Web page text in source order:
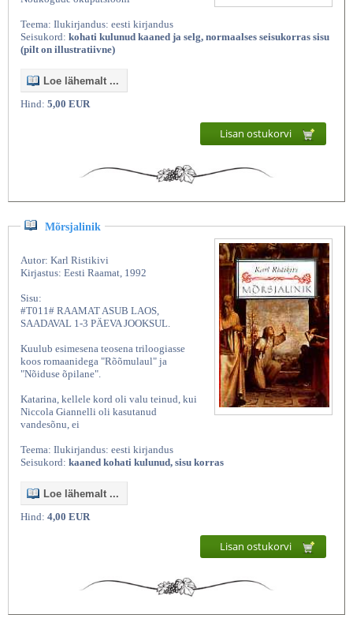
Teema: Ilukirjandus: eesti kirjandus
Seisukord: kohati kulunud kaaned ja selg, normaalses seisukorras sisu
(pilt on illustratiivne)
Loe lähemalt ...
Hind: 5,00 EUR
Lisan ostukorvi
Mõrsjalinik
Autor: Karl Ristikivi
Kirjastus: Eesti Raamat, 1992
Sisu:
#T011# RAAMAT ASUB LAOS,
SAADAVAL 1-3 PÄEVA JOOKSUL.
Kuulub esimesena teosena triloogiasse
koos romaanidega "Rõõmulaul" ja
"Nõiduse õpilane".
Katarina, kellele kord oli valu teinud, kui
Niccola Giannelli oli kasutanud
vandesõnu, ei
Teema: Ilukirjandus: eesti kirjandus
Seisukord: kaaned kohati kulunud, sisu korras
Loe lähemalt ...
Hind: 4,00 EUR
Lisan ostukorvi